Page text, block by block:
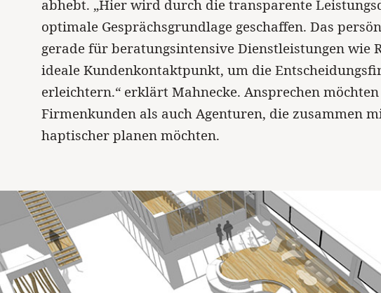
abhebt. „Hier wird durch die transparente
optimale Gesprächsgrundlage geschaffen. Das
gerade für beratungsintensive Dienstleistungen wie
ideale Kundenkontaktpunkt, um die
erleichtern.“ erklärt Mahnecke. Ansprechen
Firmenkunden als auch Agenturen, die zusammen
haptischer planen möchten.